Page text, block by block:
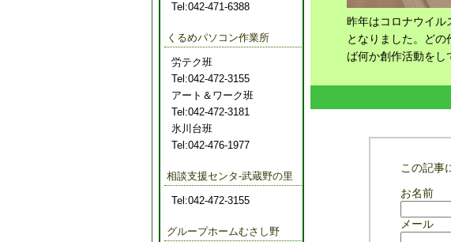
昨年はコロナウイル
となりました。ど
ば何か創作活動をし
この記事
お名前
メール
Tel:042-471-6388
くるめパソコン作業所
労テク班
Tel:042-472-3155
アート＆ワーク班
Tel:042-472-3181
氷川台班
Tel:042-476-1977
相談支援センタ-武蔵野の里
Tel:042-472-3155
グループホームむさし野